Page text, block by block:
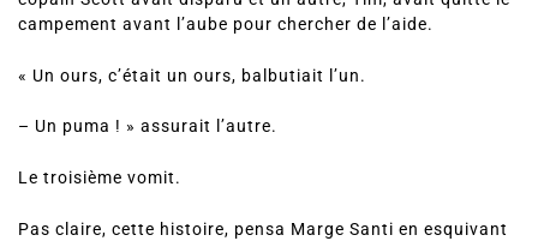
silhouettes dans la nuit et de hurlements inquiétants. Leur
copain Scott avait disparu et un autre, Tim, avait quitté le